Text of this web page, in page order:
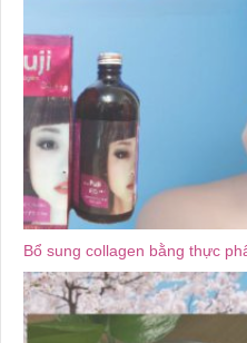
Bổ sung collagen bằng thực